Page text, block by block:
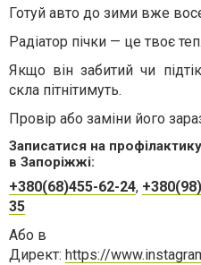
Готуй авто до зими вже
Радіатор пічки — це твоє
Якщо він забитий чи
скла пітнітимуть.
Провір або заміни його
Записатися на
в Запоріжжі:
+380(68)455-62-24,
35
Або в
Директ: https://